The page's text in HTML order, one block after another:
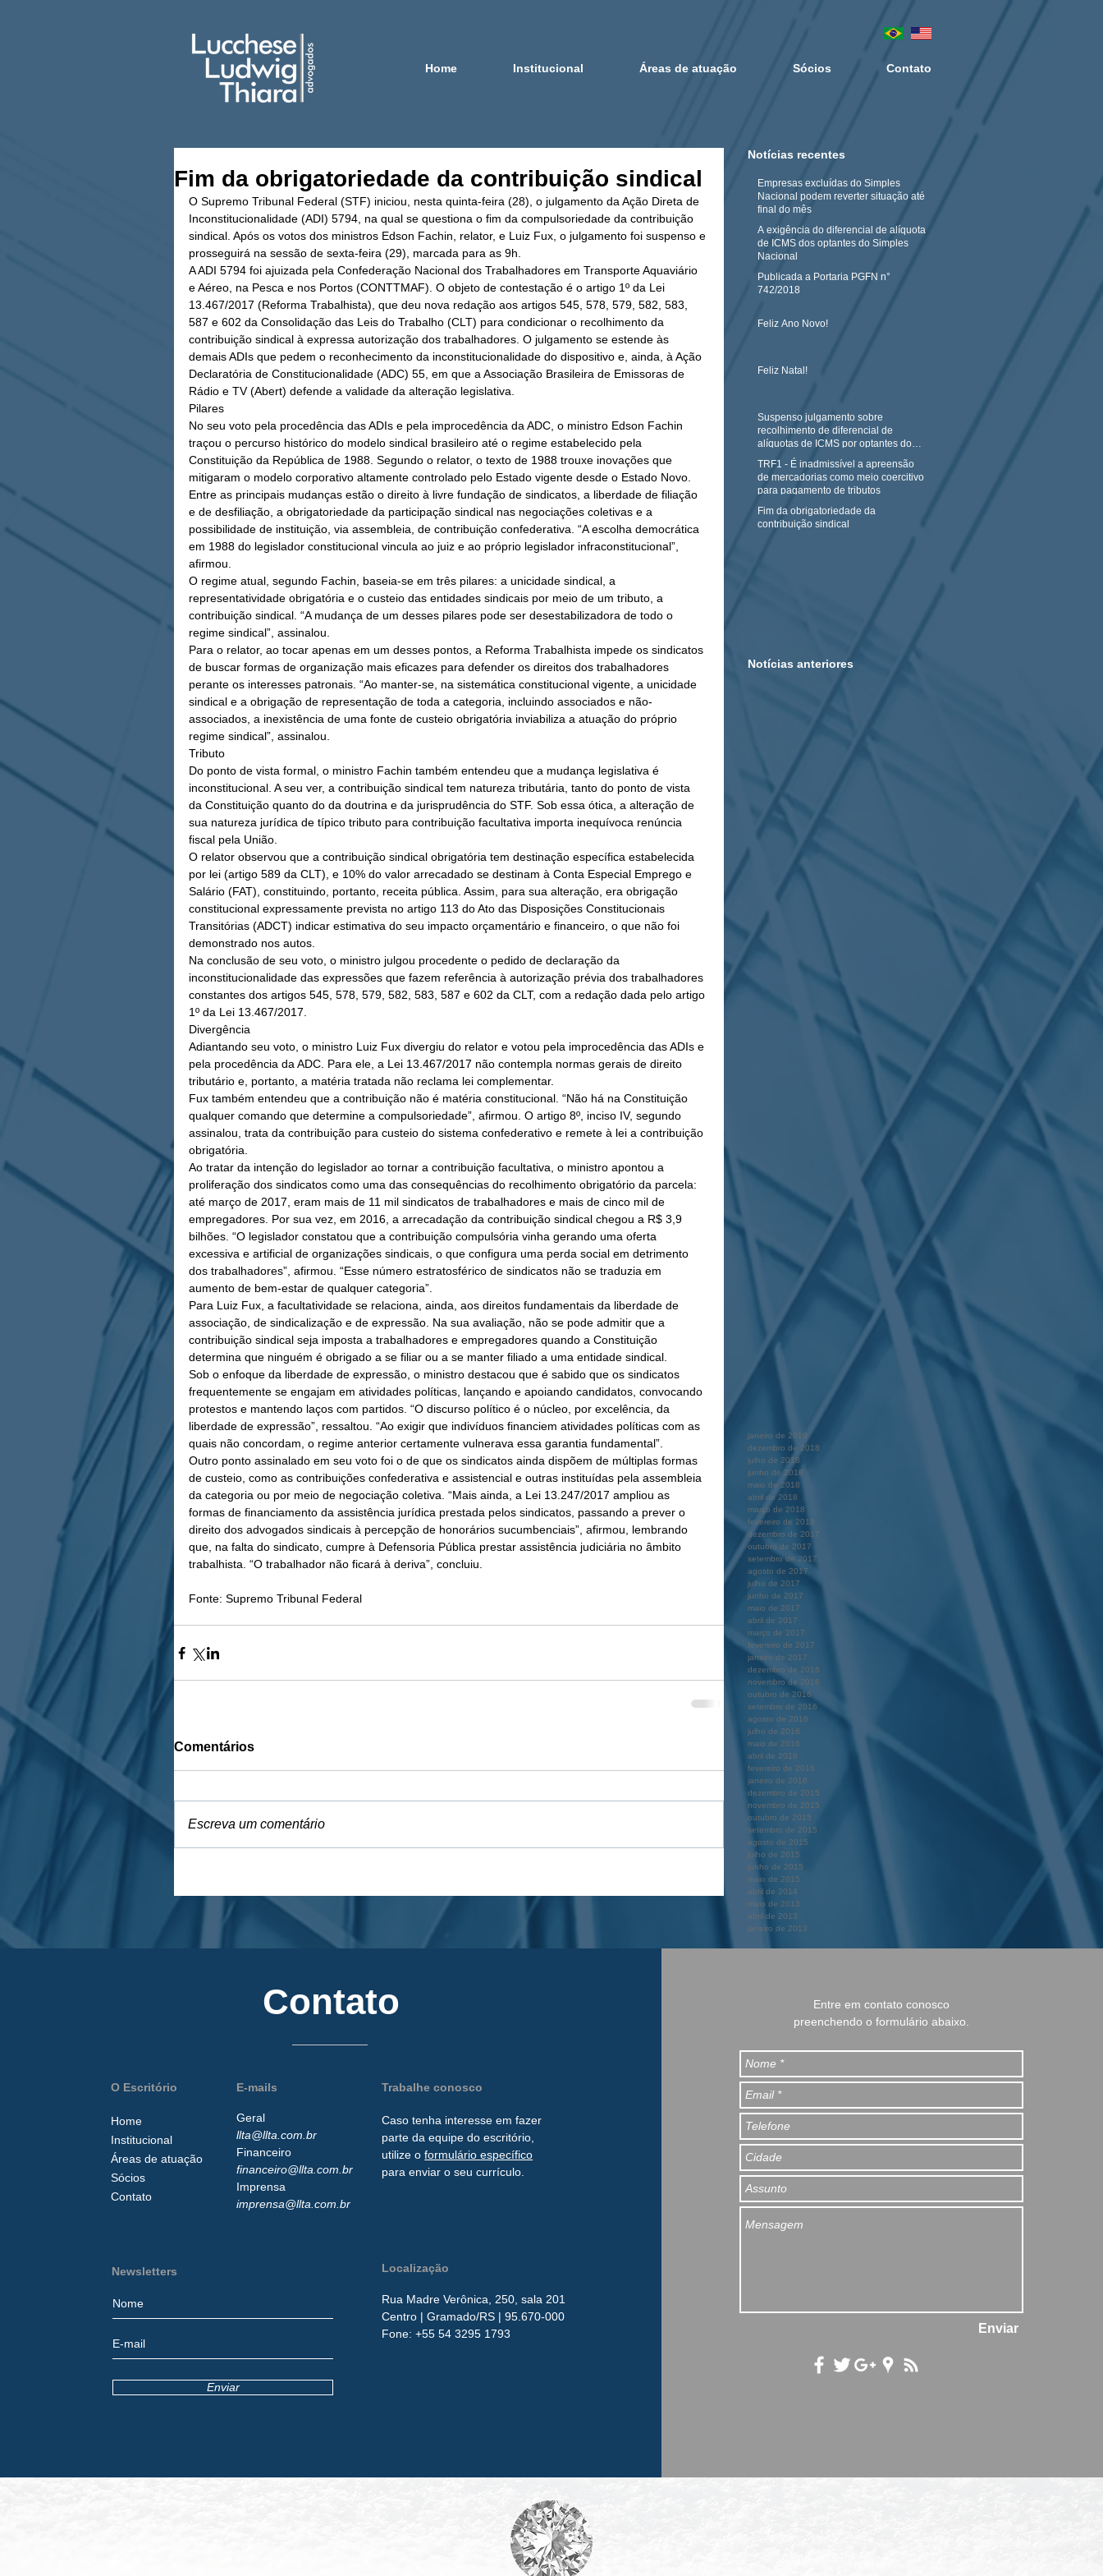
Home Institucional Áreas de atuação Sócios Contato
Fim da obrigatoriedade da contribuição sindical
O Supremo Tribunal Federal (STF) iniciou, nesta quinta-feira (28), o julgamento da Ação Direta de
Inconstitucionalidade (ADI) 5794, na qual se questiona o fim da compulsoriedade da contribuição
sindical. Após os votos dos ministros Edson Fachin, relator, e Luiz Fux, o julgamento foi suspenso e
prosseguirá na sessão de sexta-feira (29), marcada para as 9h.
A ADI 5794 foi ajuizada pela Confederação Nacional dos Trabalhadores em Transporte Aquaviário
e Aéreo, na Pesca e nos Portos (CONTTMAF). O objeto de contestação é o artigo 1º da Lei
13.467/2017 (Reforma Trabalhista), que deu nova redação aos artigos 545, 578, 579, 582, 583,
587 e 602 da Consolidação das Leis do Trabalho (CLT) para condicionar o recolhimento da
contribuição sindical à expressa autorização dos trabalhadores. O julgamento se estende às
demais ADIs que pedem o reconhecimento da inconstitucionalidade do dispositivo e, ainda, à Ação
Declaratória de Constitucionalidade (ADC) 55, em que a Associação Brasileira de Emissoras de
Rádio e TV (Abert) defende a validade da alteração legislativa.
Pilares
No seu voto pela procedência das ADIs e pela improcedência da ADC, o ministro Edson Fachin
traçou o percurso histórico do modelo sindical brasileiro até o regime estabelecido pela
Constituição da República de 1988. Segundo o relator, o texto de 1988 trouxe inovações que
mitigaram o modelo corporativo altamente controlado pelo Estado vigente desde o Estado Novo.
Entre as principais mudanças estão o direito à livre fundação de sindicatos, a liberdade de filiação
e de desfiliação, a obrigatoriedade da participação sindical nas negociações coletivas e a
possibilidade de instituição, via assembleia, de contribuição confederativa. “A escolha democrática
em 1988 do legislador constitucional vincula ao juiz e ao próprio legislador infraconstitucional”,
afirmou.
O regime atual, segundo Fachin, baseia-se em três pilares: a unicidade sindical, a
representatividade obrigatória e o custeio das entidades sindicais por meio de um tributo, a
contribuição sindical. “A mudança de um desses pilares pode ser desestabilizadora de todo o
regime sindical”, assinalou.
Para o relator, ao tocar apenas em um desses pontos, a Reforma Trabalhista impede os sindicatos
de buscar formas de organização mais eficazes para defender os direitos dos trabalhadores
perante os interesses patronais. “Ao manter-se, na sistemática constitucional vigente, a unicidade
sindical e a obrigação de representação de toda a categoria, incluindo associados e não-
associados, a inexistência de uma fonte de custeio obrigatória inviabiliza a atuação do próprio
regime sindical”, assinalou.
Tributo
Do ponto de vista formal, o ministro Fachin também entendeu que a mudança legislativa é
inconstitucional. A seu ver, a contribuição sindical tem natureza tributária, tanto do ponto de vista
da Constituição quanto do da doutrina e da jurisprudência do STF. Sob essa ótica, a alteração de
sua natureza jurídica de típico tributo para contribuição facultativa importa inequívoca renúncia
fiscal pela União.
O relator observou que a contribuição sindical obrigatória tem destinação específica estabelecida
por lei (artigo 589 da CLT), e 10% do valor arrecadado se destinam à Conta Especial Emprego e
Salário (FAT), constituindo, portanto, receita pública. Assim, para sua alteração, era obrigação
constitucional expressamente prevista no artigo 113 do Ato das Disposições Constitucionais
Transitórias (ADCT) indicar estimativa do seu impacto orçamentário e financeiro, o que não foi
demonstrado nos autos.
Na conclusão de seu voto, o ministro julgou procedente o pedido de declaração da
inconstitucionalidade das expressões que fazem referência à autorização prévia dos trabalhadores
constantes dos artigos 545, 578, 579, 582, 583, 587 e 602 da CLT, com a redação dada pelo artigo
1º da Lei 13.467/2017.
Divergência
Adiantando seu voto, o ministro Luiz Fux divergiu do relator e votou pela improcedência das ADIs e
pela procedência da ADC. Para ele, a Lei 13.467/2017 não contempla normas gerais de direito
tributário e, portanto, a matéria tratada não reclama lei complementar.
Fux também entendeu que a contribuição não é matéria constitucional. “Não há na Constituição
qualquer comando que determine a compulsoriedade”, afirmou. O artigo 8º, inciso IV, segundo
assinalou, trata da contribuição para custeio do sistema confederativo e remete à lei a contribuição
obrigatória.
Ao tratar da intenção do legislador ao tornar a contribuição facultativa, o ministro apontou a
proliferação dos sindicatos como uma das consequências do recolhimento obrigatório da parcela:
até março de 2017, eram mais de 11 mil sindicatos de trabalhadores e mais de cinco mil de
empregadores. Por sua vez, em 2016, a arrecadação da contribuição sindical chegou a R$ 3,9
bilhões. “O legislador constatou que a contribuição compulsória vinha gerando uma oferta
excessiva e artificial de organizações sindicais, o que configura uma perda social em detrimento
dos trabalhadores”, afirmou. “Esse número estratosférico de sindicatos não se traduzia em
aumento de bem-estar de qualquer categoria”.
Para Luiz Fux, a facultatividade se relaciona, ainda, aos direitos fundamentais da liberdade de
associação, de sindicalização e de expressão. Na sua avaliação, não se pode admitir que a
contribuição sindical seja imposta a trabalhadores e empregadores quando a Constituição
determina que ninguém é obrigado a se filiar ou a se manter filiado a uma entidade sindical.
Sob o enfoque da liberdade de expressão, o ministro destacou que é sabido que os sindicatos
frequentemente se engajam em atividades políticas, lançando e apoiando candidatos, convocando
protestos e mantendo laços com partidos. “O discurso político é o núcleo, por excelência, da
liberdade de expressão”, ressaltou. “Ao exigir que indivíduos financiem atividades políticas com as
quais não concordam, o regime anterior certamente vulnerava essa garantia fundamental”.
Outro ponto assinalado em seu voto foi o de que os sindicatos ainda dispõem de múltiplas formas
de custeio, como as contribuições confederativa e assistencial e outras instituídas pela assembleia
da categoria ou por meio de negociação coletiva. “Mais ainda, a Lei 13.247/2017 ampliou as
formas de financiamento da assistência jurídica prestada pelos sindicatos, passando a prever o
direito dos advogados sindicais à percepção de honorários sucumbenciais”, afirmou, lembrando
que, na falta do sindicato, cumpre à Defensoria Pública prestar assistência judiciária no âmbito
trabalhista. “O trabalhador não ficará à deriva”, concluiu.
Fonte: Supremo Tribunal Federal
Comentários
Escreva um comentário
Notícias recentes
Empresas excluídas do Simples
Nacional podem reverter situação até
final do mês
A exigência do diferencial de alíquota
de ICMS dos optantes do Simples
Nacional
Publicada a Portaria PGFN n°
742/2018
Feliz Ano Novo!
Feliz Natal!
Suspenso julgamento sobre
recolhimento de diferencial de
alíquotas de ICMS por optantes do
Simples N
TRF1 - É inadmissível a apreensão
de mercadorias como meio coercitivo
para pagamento de tributos
Fim da obrigatoriedade da
contribuição sindical
Notícias anteriores
janeiro de 2019
dezembro de 2018
julho de 2018
junho de 2018
maio de 2018
abril de 2018
março de 2018
fevereiro de 2018
dezembro de 2017
outubro de 2017
setembro de 2017
agosto de 2017
julho de 2017
junho de 2017
maio de 2017
abril de 2017
março de 2017
fevereiro de 2017
janeiro de 2017
dezembro de 2016
novembro de 2016
outubro de 2016
setembro de 2016
agosto de 2016
julho de 2016
maio de 2016
abril de 2016
fevereiro de 2016
janeiro de 2016
dezembro de 2015
novembro de 2015
outubro de 2015
setembro de 2015
agosto de 2015
julho de 2015
junho de 2015
maio de 2015
abril de 2014
maio de 2013
abril de 2013
janeiro de 2013
Contato
O Escritório
Home
Institucional
Áreas de atuação
Sócios
Contato
E-mails
Geral
llta@llta.com.br
Financeiro
financeiro@llta.com.br
Imprensa
imprensa@llta.com.br
Trabalhe conosco
Caso tenha interesseemfazer
parte daequipe do escritório,
utilize oformulárioespecífico
para enviar o seu currículo.
Enviar
Newsletters Localização
Rua Madre Verônica, 250, sala 201
Centro | Gramado/RS | 95.670-000
​Fone:+55 54 3295 1793
Entre em contato conosco
preenchendo o formulário abaixo.
Enviar